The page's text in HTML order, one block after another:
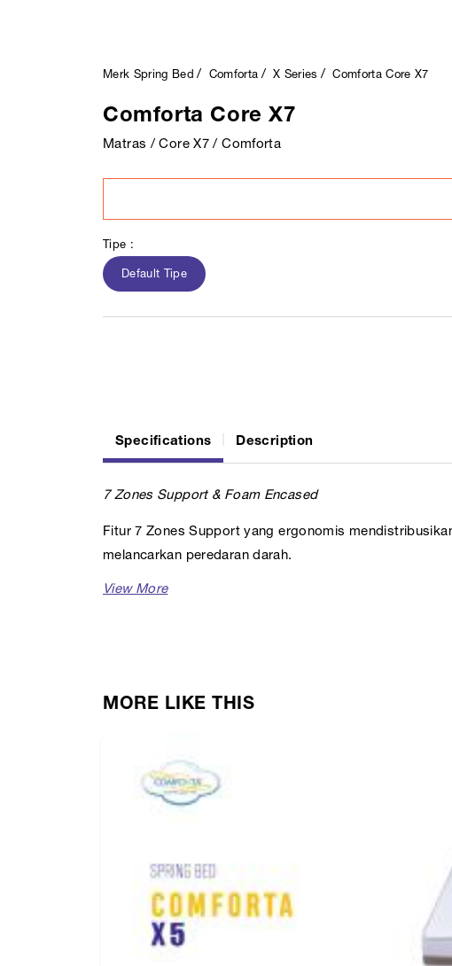
Merk Spring Bed Comforta X Series Comforta Core X7
Comforta Core X7
Matras / Core X7 / Comforta
Tipe :
Default Tipe
Specifications Description
7 Zones Support & Foam Encased
Fitur 7 Zones Support yang ergonomis
melancarkan peredaran darah.
Juga dilengkapi sistem perakitan pegas canggih yang
MORE LIKE THIS